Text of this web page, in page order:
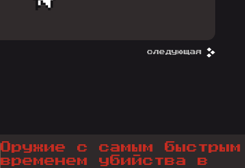
следующая
Оружие с самым быстрым
временем убийства в